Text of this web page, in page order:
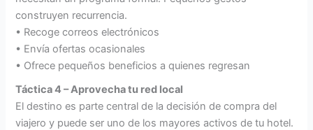
construyen recurrencia.
• Recoge correos electrónicos
• Envía ofertas ocasionales
• Ofrece pequeños beneficios a quienes regresan
Táctica 4 – Aprovecha tu red local
El destino es parte central de la decisión de compra del
viajero y puede ser uno de los mayores activos de tu hotel.